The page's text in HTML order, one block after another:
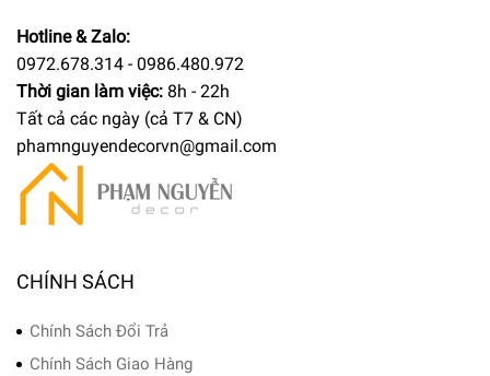
Hotline & Zalo:
0972.678.314 - 0986.480.972
Thời gian làm việc: 8h - 22h
Tất cả các ngày (cả T7 & CN)
phamnguyendecorvn@gmail.com
CHÍNH SÁCH
Chính Sách Đổi Trả
Chính Sách Giao Hàng